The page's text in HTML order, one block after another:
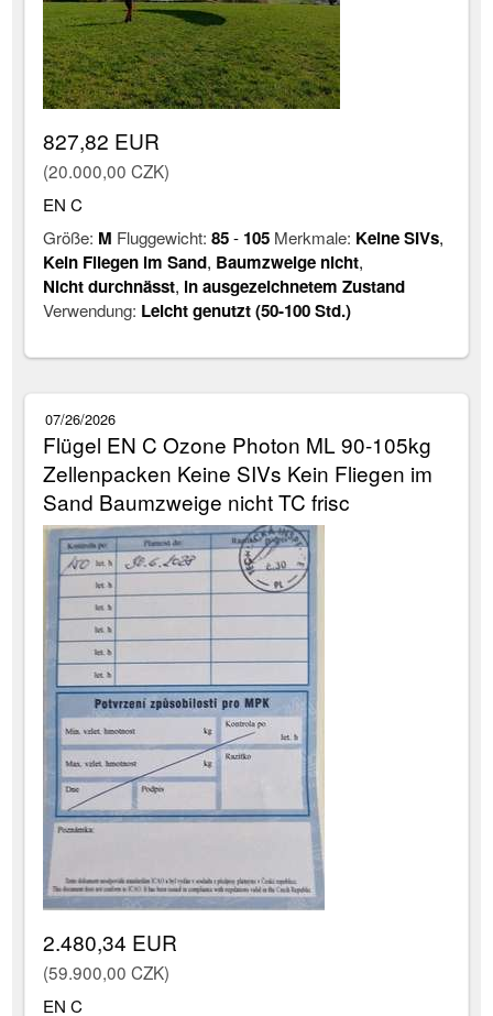
827,82 EUR
(20.000,00 CZK)
EN C
Größe: M Fluggewicht:85- 105 Merkmale: Keine SIVs,
Kein Fliegen im Sand, Baumzweige nicht,
Nicht durchnässt, in ausgezeichnetem Zustand
Verwendung: Leicht genutzt (50-100 Std.)
07/26/2026
Flügel EN C Ozone Photon ML 90-105kg
Zellenpacken Keine SIVs Kein Fliegen im
Sand Baumzweige nicht TC frisc
2.480,34 EUR
(59.900,00 CZK)
EN C